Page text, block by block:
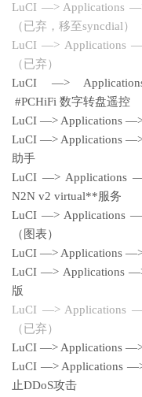
LuCI —> Applications
（已弃，移至syncdial）
LuCI —> Applications
（已弃）
LuCI —> Applications
#PCHiFi 数字转盘遥控
LuCI —> Applications
LuCI —> Applications
助手
LuCI —> Applications
N2N v2 virtual**服务
LuCI —> Applications
（图表）
LuCI —> Applications
LuCI —> Applications
版
LuCI —> Applications
（已弃）
LuCI —> Applications
LuCI —> Applications
止DDoS攻击